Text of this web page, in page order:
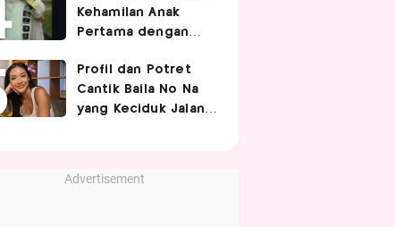
Kehamilan Anak
Pertama dengan
Profil dan Potret
Cantik Baila No Na
yang Keciduk Jalan
Advertisement